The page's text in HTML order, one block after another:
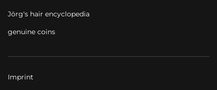
Jörg's hair encyclopedia
genuine coins
Imprint